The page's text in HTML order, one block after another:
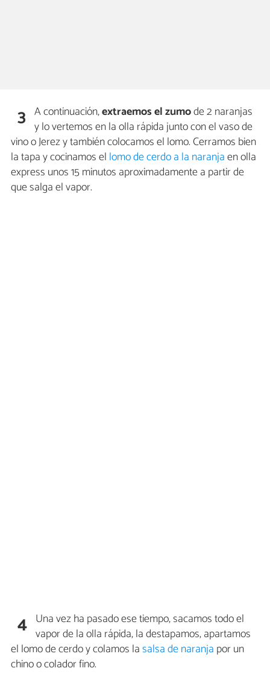
3 A continuación,extraemos el zumode 2 naranjas
y lo vertemos en la olla rápida junto con el vaso de
vino o Jerez y también colocamos el lomo. Cerramos bien
la tapa y cocinamos el lomo de cerdo a la naranjaen olla
express unos 15 minutos aproximadamente a partir de
que salga el vapor.
4 Una vez ha pasado ese tiempo, sacamos todo el
vapor de la olla rápida, la destapamos, apartamos
el lomo de cerdo y colamos lasalsa de naranja por un
chino o colador fino.